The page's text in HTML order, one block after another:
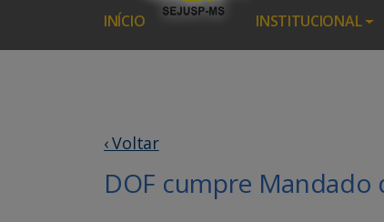
INÍCIO INSTITUCIONAL
‹ Voltar
DOF cumpre Mandado